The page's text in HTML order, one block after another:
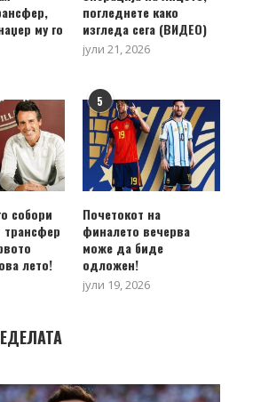
му го
погледнете како
изгледа сега (ВИДЕО)
јули 21, 2026
собори
трансфер
лето!
5
Почетокот на
финалето вечерва
може да биде
одложен!
јули 19, 2026